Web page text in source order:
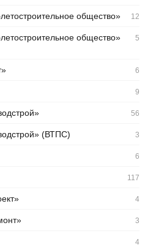
общество» 12
общество»
5
6
9
56
(ВТПС) 3
6
117
4
3
4